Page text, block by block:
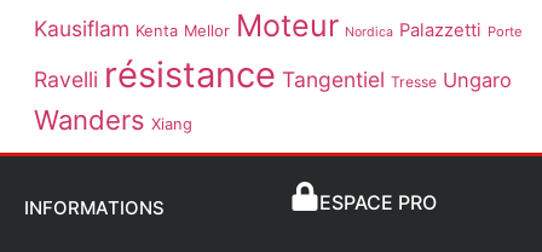
Kausiflam Kenta Mellor Moteur Nordica Palazzetti Porte
Ravelli résistance Tangentiel Tresse Ungaro
Wanders Xiang
INFORMATIONS ESPACE PRO